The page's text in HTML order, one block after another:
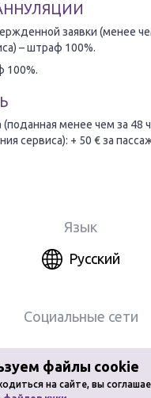
заявки (менее
– штраф 100%.
100%.
(поданная менее чем за 48
сервиса): + 50 € за
файлы cookie
на сайте, вы
Язык
Русский
Социальные сети
использование
без разрешения